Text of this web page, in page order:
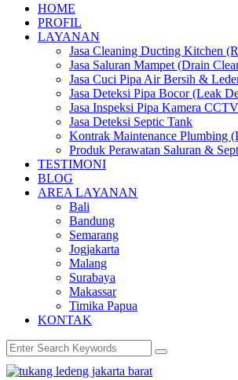
HOME
PROFIL
LAYANAN
Jasa Cleaning Ducting Kitchen
Jasa Saluran Mampet (Drain
Jasa Cuci Pipa Air Bersih &
Jasa Deteksi Pipa Bocor (Leak
Jasa Inspeksi Pipa Kamera CCTV
Jasa Deteksi Septic Tank
Kontrak Maintenance Plumbing
Produk Perawatan Saluran &
TESTIMONI
BLOG
AREA LAYANAN
Bali
Bandung
Semarang
Jogjakarta
Malang
Surabaya
Makassar
Timika Papua
KONTAK